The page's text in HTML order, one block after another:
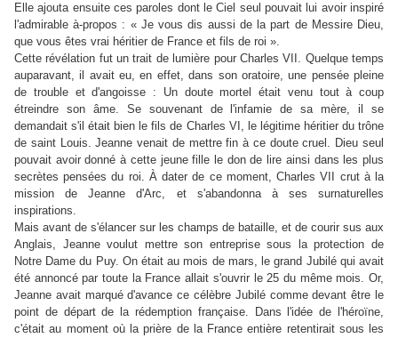
Elle ajouta ensuite ces paroles dont le Ciel seul pouvait lui avoir inspiré
l'admirable à-propos : « Je vous dis aussi de la part de Messire Dieu,
que vous êtes vrai héritier de France et fils de roi ».
Cette révélation fut un trait de lumière pour Charles VII. Quelque temps
auparavant, il avait eu, en effet, dans son oratoire, une pensée pleine
de trouble et d'angoisse : Un doute mortel était venu tout à coup
étreindre son âme. Se souvenant de l'infamie de sa mère, il se
demandait s'il était bien le fils de Charles VI, le légitime héritier du trône
de saint Louis. Jeanne venait de mettre fin à ce doute cruel. Dieu seul
pouvait avoir donné à cette jeune fille le don de lire ainsi dans les plus
secrètes pensées du roi. À dater de ce moment, Charles VII crut à la
mission de Jeanne d'Arc, et s'abandonna à ses surnaturelles
inspirations.
Mais avant de s'élancer sur les champs de bataille, et de courir sus aux
Anglais, Jeanne voulut mettre son entreprise sous la protection de
Notre Dame du Puy. On était au mois de mars, le grand Jubilé qui avait
été annoncé par toute la France allait s'ouvrir le 25 du même mois. Or,
Jeanne avait marqué d'avance ce célèbre Jubilé comme devant être le
point de départ de la rédemption française. Dans l'idée de l'héroïne,
c'était au moment où la prière de la France entière retentirait sous les